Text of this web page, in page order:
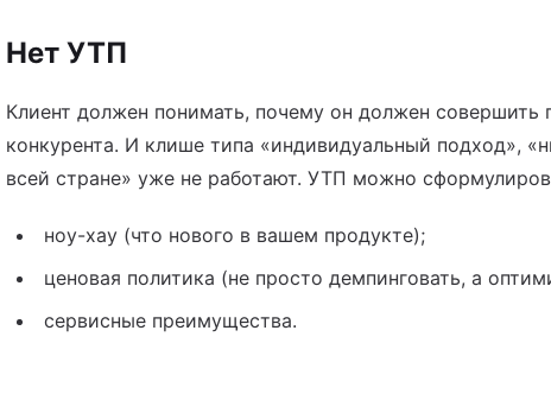
Нет УТП
Клиент должен понимать, почему он должен совершить
конкурента. И клише типа «индивидуальный подход»,
всей стране» уже не работают. УТП можно
ноу-хау (что нового в вашем продукте);
ценовая политика (не просто демпинговать, а
сервисные преимущества.